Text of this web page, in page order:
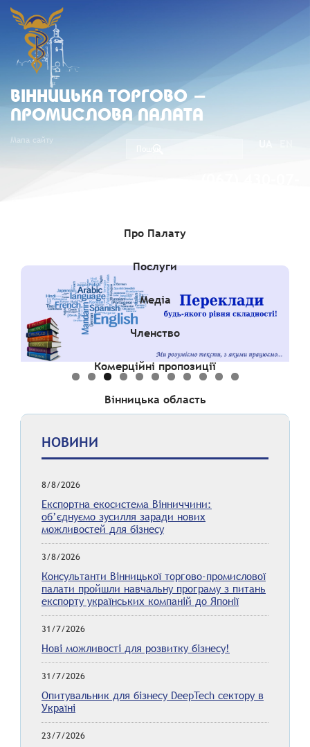
ВIННИЦЬКА ТОРГОВО -
ПРОМИСЛОВА ПАЛАТА
Мапа сайту
Про Палату
Послуги
Медіа
Членство
Комерційні пропозиції
Вінницька область
НОВИНИ
8/8/2026
Експортна екосистема Вінниччини:
об’єднуємо зусилля заради нових
можливостей для бізнесу
3/8/2026
Консультанти Вінницької торгово-промислової
палати пройшли навчальну програму з питань
експорту українських компаній до Японії
31/7/2026
Нові можливості для розвитку бізнесу!
31/7/2026
Опитувальник для бізнесу DeepTech сектору в
Україні
23/7/2026